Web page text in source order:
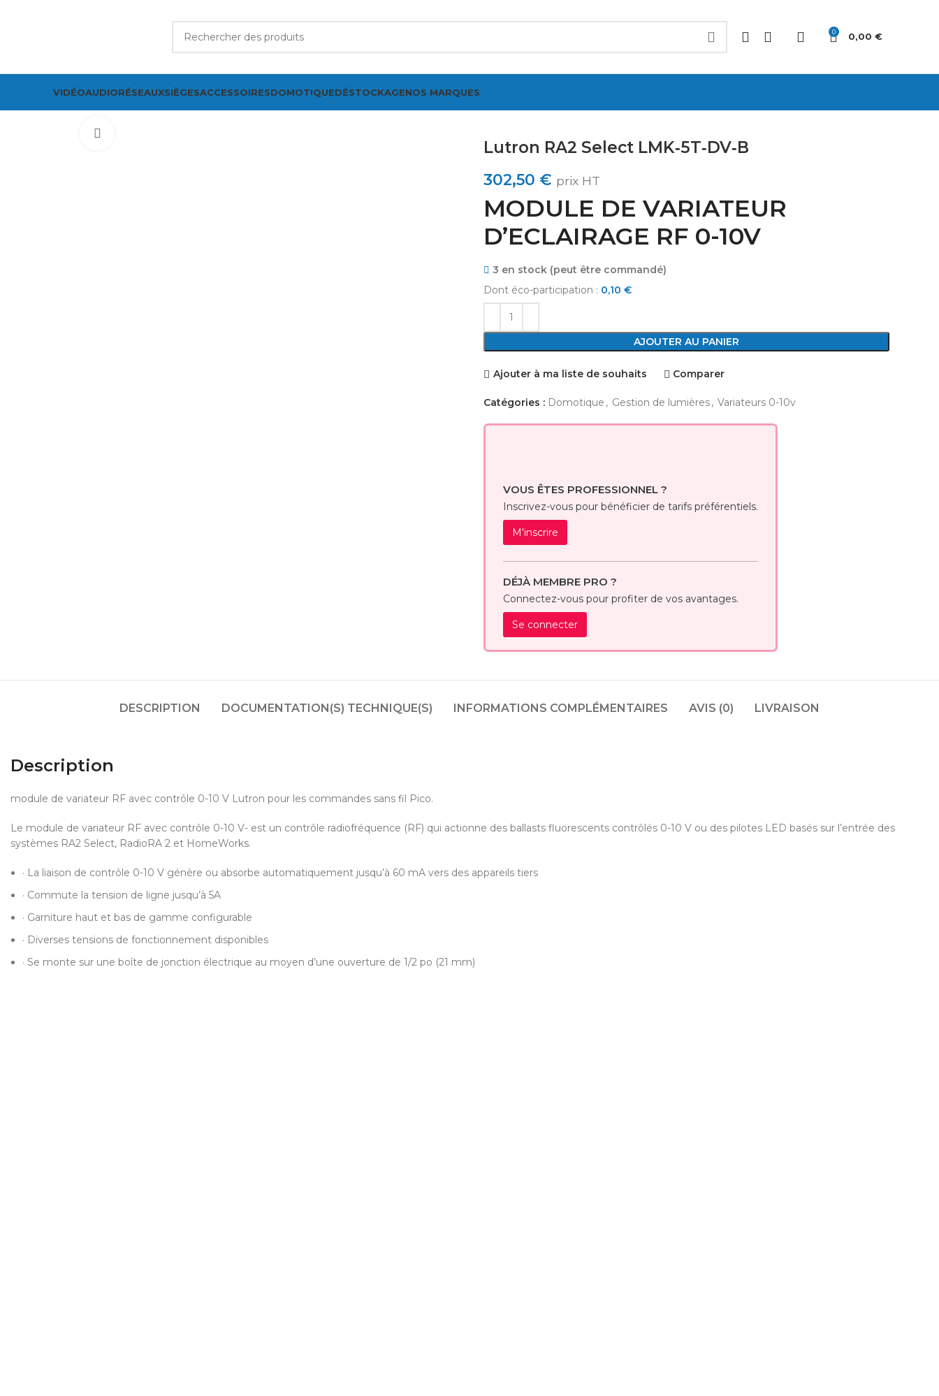
0 0,00 €
VIDÉOAUDIORÉSEAUXSIÈGESACCESSOIRESDOMOTIQUEDÉSTOCKAGENOS MARQUES
Lutron RA2 Select LMK‐5T‐DV‐B
302,50 € prix HT
MODULE DE VARIATEUR
D’ECLAIRAGE RF 0-10V
3 en stock (peut être commandé)
Dont éco-participation : 0,10 €
AJOUTER AU PANIER
Ajouter à ma liste de souhaits Comparer
Catégories : Domotique , Gestion de lumières, Variateurs 0-10v
VOUS ÊTES PROFESSIONNEL ?
Inscrivez-vous pour bénéficier de tarifs préférentiels.
M'inscrire
DÉJÀ MEMBRE PRO ?
Connectez-vous pour profiter de vos avantages.
Se connecter
DESCRIPTION DOCUMENTATION(S) TECHNIQUE(S) INFORMATIONS COMPLÉMENTAIRES AVIS (0) LIVRAISON
Description
module de variateur RF avec contrôle 0-10 V Lutron pour les commandes sans fil Pico.
Le module de variateur RF avec contrôle 0-10 V- est un contrôle radiofréquence (RF) qui actionne des ballasts fluorescents contrôlés 0-10 V ou des pilotes LED basés sur l’entrée des
systèmes RA2 Select, RadioRA 2 et HomeWorks.
· La liaison de contrôle 0-10 V génère ou absorbe automatiquement jusqu’à 60 mA vers des appareils tiers
· Commute la tension de ligne jusqu’à 5A
· Garniture haut et bas de gamme configurable
· Diverses tensions de fonctionnement disponibles
· Se monte sur une boîte de jonction électrique au moyen d’une ouverture de 1/2 po (21 mm)